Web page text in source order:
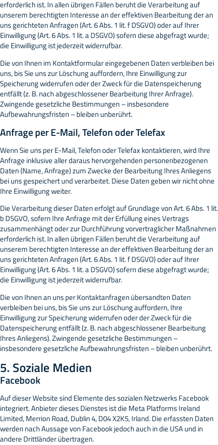
erforderlich ist. In allen übrigen Fällen beruht die Verarbeitung auf
unserem berechtigten Interesse an der effektiven Bearbeitung der an
uns gerichteten Anfragen (Art. 6 Abs. 1 lit. f DSGVO) oder auf Ihrer
Einwilligung (Art. 6 Abs. 1 lit. a DSGVO) sofern diese abgefragt wurde;
die Einwilligung ist jederzeit widerrufbar.
Die von Ihnen im Kontaktformular eingegebenen Daten verbleiben bei
uns, bis Sie uns zur Löschung auffordern, Ihre Einwilligung zur
Speicherung widerrufen oder der Zweck für die Datenspeicherung
entfällt (z. B. nach abgeschlossener Bearbeitung Ihrer Anfrage).
Zwingende gesetzliche Bestimmungen – insbesondere
Aufbewahrungsfristen – bleiben unberührt.
Anfrage per E-Mail, Telefon oder Telefax
Wenn Sie uns per E-Mail, Telefon oder Telefax kontaktieren, wird Ihre
Anfrage inklusive aller daraus hervorgehenden personenbezogenen
Daten (Name, Anfrage) zum Zwecke der Bearbeitung Ihres Anliegens
bei uns gespeichert und verarbeitet. Diese Daten geben wir nicht ohne
Ihre Einwilligung weiter.
Die Verarbeitung dieser Daten erfolgt auf Grundlage von Art. 6 Abs. 1 lit.
b DSGVO, sofern Ihre Anfrage mit der Erfüllung eines Vertrags
zusammenhängt oder zur Durchführung vorvertraglicher Maßnahmen
erforderlich ist. In allen übrigen Fällen beruht die Verarbeitung auf
unserem berechtigten Interesse an der effektiven Bearbeitung der an
uns gerichteten Anfragen (Art. 6 Abs. 1 lit. f DSGVO) oder auf Ihrer
Einwilligung (Art. 6 Abs. 1 lit. a DSGVO) sofern diese abgefragt wurde;
die Einwilligung ist jederzeit widerrufbar.
Die von Ihnen an uns per Kontaktanfragen übersandten Daten
verbleiben bei uns, bis Sie uns zur Löschung auffordern, Ihre
Einwilligung zur Speicherung widerrufen oder der Zweck für die
Datenspeicherung entfällt (z. B. nach abgeschlossener Bearbeitung
Ihres Anliegens). Zwingende gesetzliche Bestimmungen –
insbesondere gesetzliche Aufbewahrungsfristen – bleiben unberührt.
5. Soziale Medien
Facebook
Auf dieser Website sind Elemente des sozialen Netzwerks Facebook
integriert. Anbieter dieses Dienstes ist die Meta Platforms Ireland
Limited, Merrion Road, Dublin 4, D04 X2K5, Irland. Die erfassten Daten
werden nach Aussage von Facebook jedoch auch in die USA und in
andere Drittländer übertragen.